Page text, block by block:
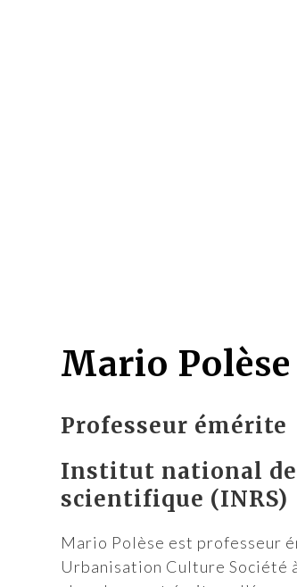
Mario Polèse
Professeur émérite
Institut national de
scientifique (INRS)
Mario Polèse est professeur
Urbanisation Culture Société